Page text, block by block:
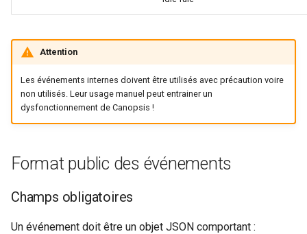
Attention
Les événements internes doivent être utilisés avec précaution voire
non utilisés. Leur usage manuel peut entrainer un
dysfonctionnement de Canopsis !
Format public des événements
Champs obligatoires
Un événement doit être un objet JSON comportant :